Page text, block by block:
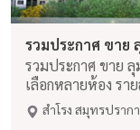
รวมประกาศ ขาย
รวมประกาศ ขาย
เลือกหลายห้อง รา
สำโรง สมุทรปราก